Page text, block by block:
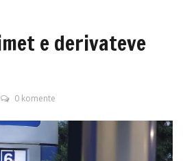
e derivateve
0 komente